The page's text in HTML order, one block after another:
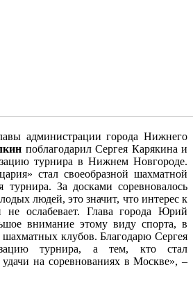
администрации города Нижнего
поблагодарил Сергея Карякина и
турнира в Нижнем Новгороде.
стал своеобразной шахматной
турнира. За досками соревновалось
людей, это значит, что интерес к
ослабевает. Глава города Юрий
внимание этому виду спорта, в
клубов. Благодарю Сергея
турнира, а тем, кто стал
удачи на соревнованиях в Москве», –